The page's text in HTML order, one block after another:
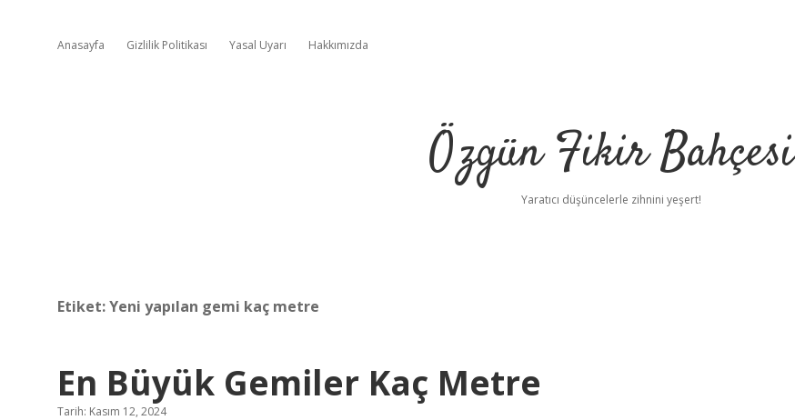
Anasayfa Gizlilik Politikası Yasal Uyarı Hakkımızda
Özgün Fikir Bahçesi
Yaratıcı düşüncelerle zihnini yeşert!
Etiket:Yeni yapılan gemi kaç metre
En Büyük Gemiler Kaç Metre
Tarih: Kasım 12, 2024